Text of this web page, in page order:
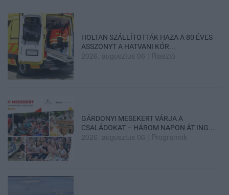
HOLTAN SZÁLLÍTOTTÁK HAZA A 80 ÉVES
ASSZONYT A HATVANI KÓR...
2026. augusztus 06 Riasztó
GÁRDONYI MESEKERT VÁRJA A
CSALÁDOKAT – HÁROM NAPON ÁT ING...
2026. augusztus 06 Programok